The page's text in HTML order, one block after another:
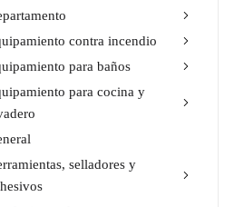
contra incendio
para baños
para cocina y
selladores y